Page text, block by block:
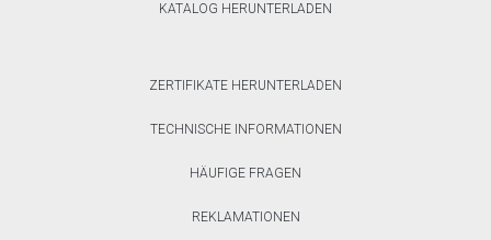
KATALOG HERUNTERLADEN
ZERTIFIKATE HERUNTERLADEN
TECHNISCHE INFORMATIONEN
HÄUFIGE FRAGEN
REKLAMATIONEN